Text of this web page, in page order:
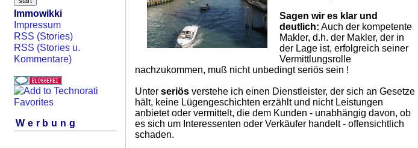
Immowikki
Impressum
RSS (Stories)
RSS (Stories u.
Kommentare)
Werbung
Sagen wir es klar und
deutlich: Auch der kompetente
Makler, d.h. der Makler, der in
der Lage ist, erfolgreich seiner
Vermittlungsrolle
nachzukommen, muß nicht unbedingt seriös sein !
Unter seriös verstehe ich einen Dienstleister, der sich an Gesetze
hält, keine Lügengeschichten erzählt und nicht Leistungen
anbietet oder vermittelt, die dem Kunden - unabhängig davon, ob
es sich um Interessenten oder Verkäufer handelt - offensichtlich
schaden.